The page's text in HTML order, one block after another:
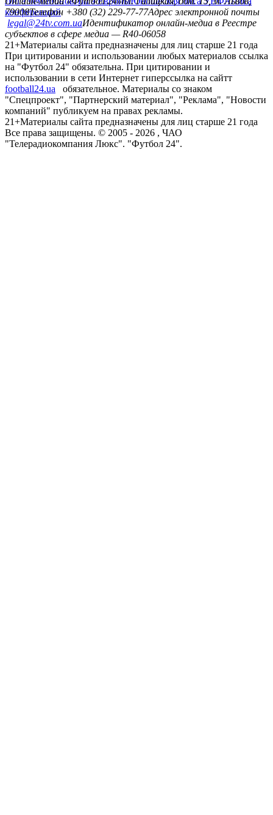
конференций
79008Телефон +380 (32) 229-77-77Адрес электронной почты
legal@24tv.com.uaИдентификатор онлайн-медиа в Реестре
субъектов в сфере медиа — R40-06058
21+Материалы сайта предназначены для лиц старше 21 года
При цитировании и использовании любых материалов ссылка
на "Футбол 24" обязательна. При цитировании и
использовании в сети Интернет гиперссылка на сайтт
football24.ua
обязательное. Материалы со знаком
"Спецпроект", "Партнерский материал", "Реклама", "Новости
компаний" публикуем на правах рекламы.
21+Материалы сайта предназначены для лиц старше 21 года
Все права защищены. © 2005 - 2026 , ЧАО
"Телерадиокомпания Люкс". "Футбол 24".